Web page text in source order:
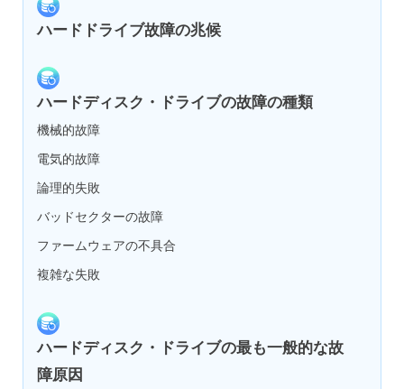
ハードドライブ故障の兆候
ハードディスク・ドライブの故障の種類
機械的故障
電気的故障
論理的失敗
バッドセクターの故障
ファームウェアの不具合
複雑な失敗
ハードディスク・ドライブの最も一般的な故
障原因